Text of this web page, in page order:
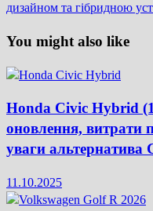
дизайном та гібридною
You might also like
Honda Civic Hybrid
оновлення, витрати
уваги альтернатива
11.10.2025